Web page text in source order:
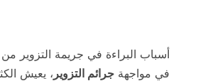
أسباب البراءة في جريمة التزوير من
في مواجهة جرائم التزوير ، يعيش